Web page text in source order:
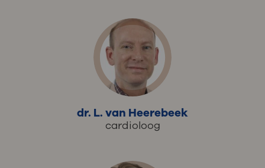
dr. L. van Heerebeek
cardioloog